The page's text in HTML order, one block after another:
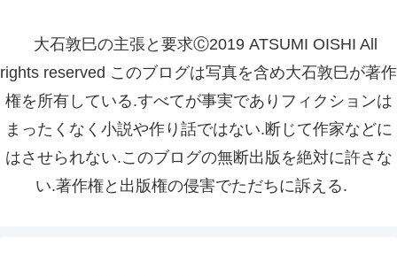
大石敦巳の主張と要求Ⓒ2019 ATSUMI OISHI All
rights reserved このブログは写真を含め大石敦巳が著作
権を所有している.すべてが事実でありフィクションは
まったくなく小説や作り話ではない.断じて作家などに
はさせられない.このブログの無断出版を絶対に許さな
い.著作権と出版権の侵害でただちに訴える.